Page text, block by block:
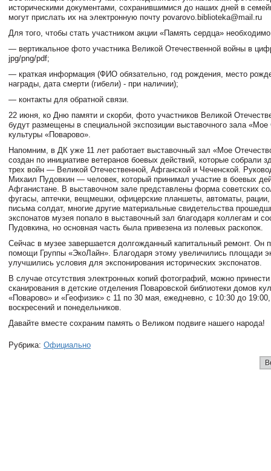
историческими документами, сохранившимися до наших дней в
могут прислать их на электронную почту povarovo.biblioteka@mail.ru
Для того, чтобы стать участником акции «Память сердца»
— вертикальное фото участника Великой Отечественной войны в
jpg/png/pdf;
— краткая информация (ФИО обязательно, год рождения, место
награды, дата смерти (гибели) - при наличии);
— контакты для обратной связи.
22 июня, ко Дню памяти и скорби, фото участников Великой
будут размещены в специальной экспозиции выставочного зала
культуры «Поварово».
Напомним, в ДК уже 11 лет работает выставочный зал «Мое
создан по инициативе ветеранов боевых действий, которые собрали
трех войн — Великой Отечественной, Афганской и Чеченской.
Михаил Пудовкин — человек, который принимал участие в боевых
Афганистане. В выставочном зале представлены форма советских
фугасы, аптечки, вещмешки, офицерские планшеты, автоматы,
письма солдат, многие другие материальные свидетельства
экспонатов музея попало в выставочный зал благодаря коллегам и
Пудовкина, но основная часть была привезена из полевых раскопок.
Сейчас в музее завершается долгожданный капитальный ремонт. Он
помощи Группы «ЭкоЛайн». Благодаря этому увеличились площади
улучшились условия для экспонирования исторических экспонатов.
В случае отсутствия электронных копий фотографий, можно
сканирования в детские отделения Поваровской библиотеки домов
«Поварово» и «Геофизик» с 11 по 30 мая, ежедневно, с 10:30 до
воскресений и понедельников.
Давайте вместе сохраним память о Великом подвиге нашего народа!
Рубрика: Официально